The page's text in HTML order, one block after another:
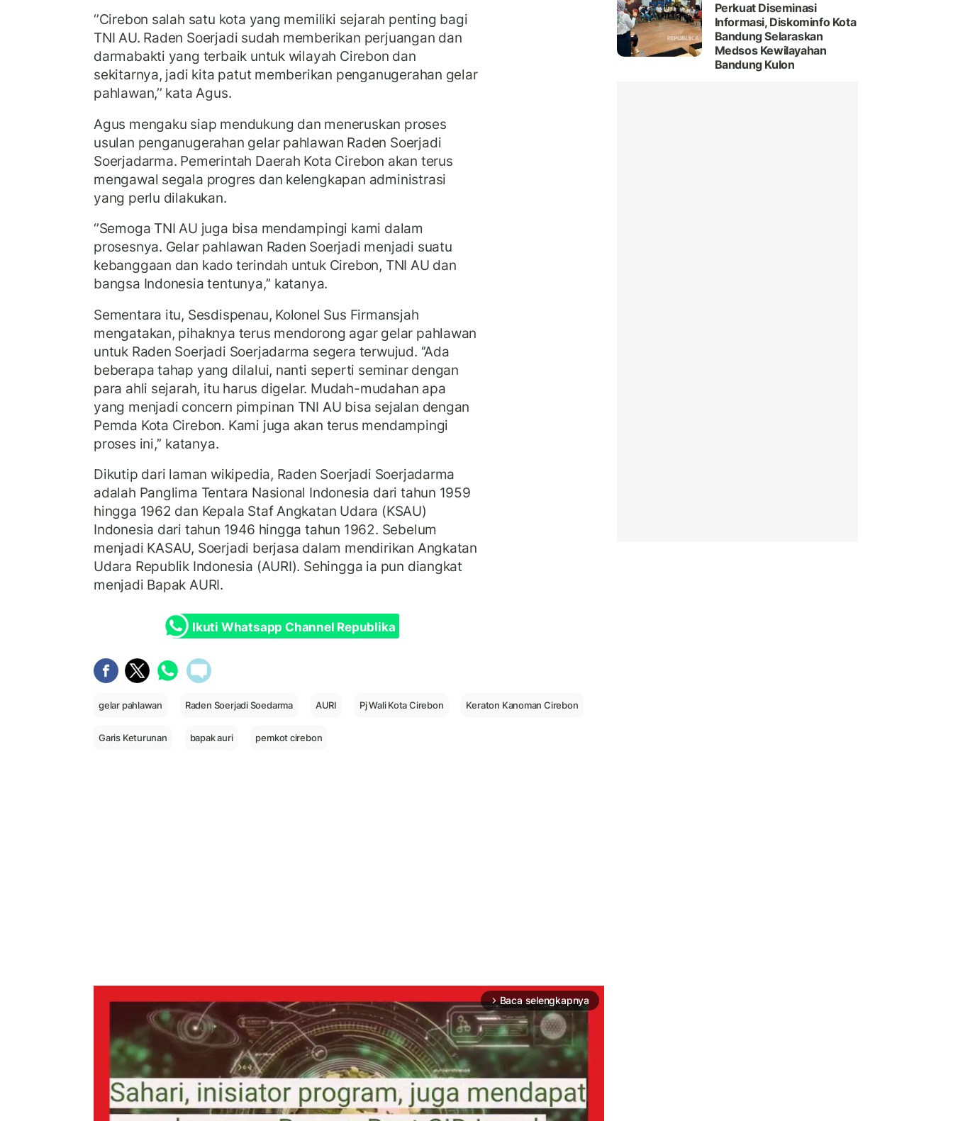
‘’Cirebon salah satu kota yang memiliki sejarah penting bagi
TNI AU. Raden Soerjadi sudah memberikan perjuangan dan
darmabakti yang terbaik untuk wilayah Cirebon dan
sekitarnya, jadi kita patut memberikan penganugerahan gelar
pahlawan,’’ kata Agus.
Agus mengaku siap mendukung dan meneruskan proses
usulan penganugerahan gelar pahlawan Raden Soerjadi
Soerjadarma. Pemerintah Daerah Kota Cirebon akan terus
mengawal segala progres dan kelengkapan administrasi
yang perlu dilakukan.
‘’Semoga TNI AU juga bisa mendampingi kami dalam
prosesnya. Gelar pahlawan Raden Soerjadi menjadi suatu
kebanggaan dan kado terindah untuk Cirebon, TNI AU dan
bangsa Indonesia tentunya,’’ katanya.
Sementara itu, Sesdispenau, Kolonel Sus Firmansjah
mengatakan, pihaknya terus mendorong agar gelar pahlawan
untuk Raden Soerjadi Soerjadarma segera terwujud. ‘’Ada
beberapa tahap yang dilalui, nanti seperti seminar dengan
para ahli sejarah, itu harus digelar. Mudah-mudahan apa
yang menjadi concern pimpinan TNI AU bisa sejalan dengan
Pemda Kota Cirebon. Kami juga akan terus mendampingi
proses ini,’’ katanya.
Dikutip dari laman wikipedia, Raden Soerjadi Soerjadarma
adalah Panglima Tentara Nasional Indonesia dari tahun 1959
hingga 1962 dan Kepala Staf Angkatan Udara (KSAU)
Indonesia dari tahun 1946 hingga tahun 1962. Sebelum
menjadi KASAU, Soerjadi berjasa dalam mendirikan Angkatan
Udara Republik Indonesia (AURI). Sehingga ia pun diangkat
menjadi Bapak AURI.
Ikuti Whatsapp Channel Republika
gelar pahlawan Raden Soerjadi Soedarma AURI Pj Wali Kota Cirebon Keraton Kanoman Cirebon
Garis Keturunan bapak auri pemkot cirebon
arrow_forward_ios Baca selengkapnya
Perkuat Diseminasi
Informasi, Diskominfo Kota
Bandung Selaraskan
Medsos Kewilayahan
Bandung Kulon